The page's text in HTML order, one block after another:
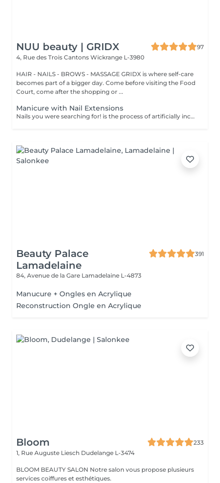
NUU beauty | GRIDX
97
4, Rue des Trois Cantons Wickrange L-3980
HAIR - NAILS - BROWS - MASSAGE GRIDX is where self-care
becomes part of a bigger day. Come before visiting the Food
Court, come after the shopping or ...
Manicure with Nail Extensions
Nails you were searching for! is the process of artificially increasing the length of the nail using polygel material in order to correct the defects of the natural nail delamination and weakness of the nail plate. Our masters do edged, hardware, or combined manicure. How is polygel extension done? - removal of an old semi-permanent (if needed) - rough skin is removed - the shape of the nail plate is corrected - the cuticle and side ridges are corrected - polygel is applied - semi-permanent (gel) polish is applied - cuticle oil and hand cream are applied Age restrictions: recommended to do from 16 years. Post procedure recommendations: there are no post recommendations for this procedure. Frequency: once in 3 weeks.
Beauty Palace
Lamadelaine
391
84, Avenue de la Gare Lamadelaine L-4873
Manucure + Ongles en Acrylique
Reconstruction Ongle en Acrylique
Bloom
233
1, Rue Auguste Liesch Dudelange L-3474
BLOOM BEAUTY SALON Notre salon vous propose plusieurs
services coiffures et esthétiques.